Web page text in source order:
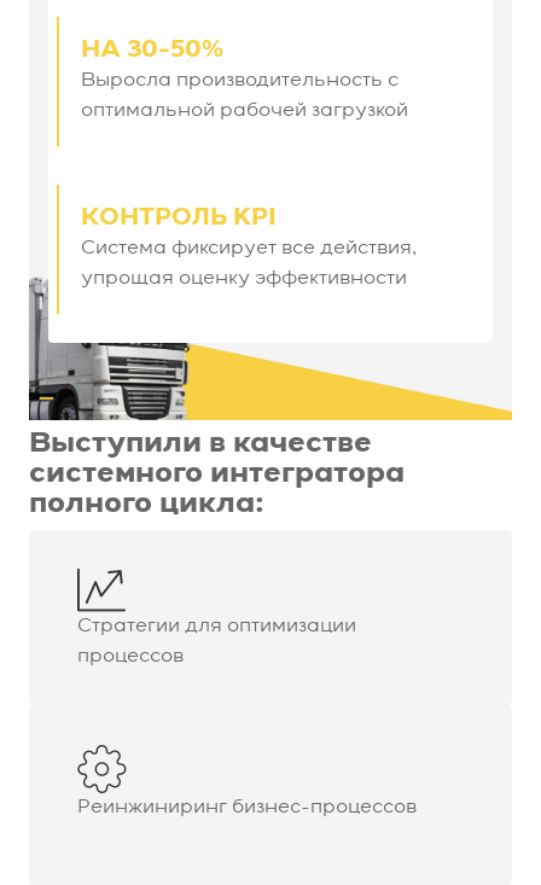
НА 30-50%
Выросла производительность с
оптимальной рабочей загрузкой
КОНТРОЛЬ KPI
Система фиксирует все действия,
упрощая оценку эффективности
Выступили в качестве
системного интегратора
полного цикла:
Стратегии для оптимизации
процессов
Реинжиниринг бизнес-процессов